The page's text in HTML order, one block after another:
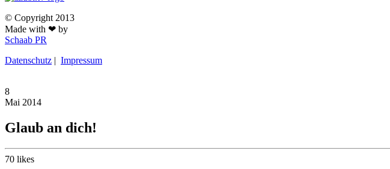
© Copyright 2013
Made with ❤ by
Schaab PR
Datenschutz | Impressum
8
Mai 2014
Glaub an dich!
70 likes